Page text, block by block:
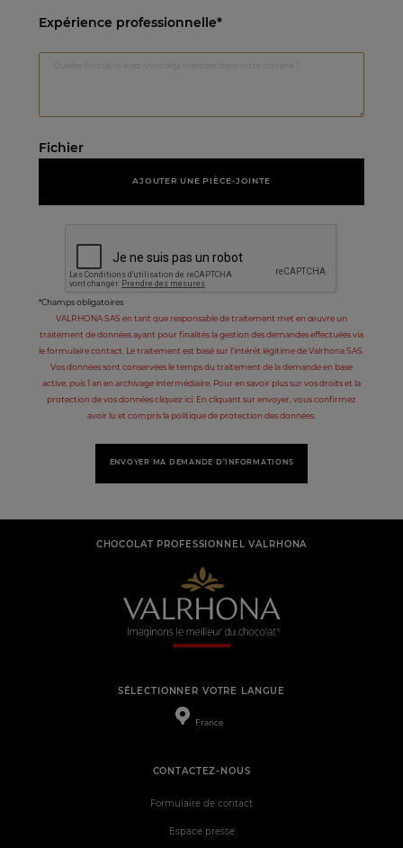
Expérience professionnelle
Fichier
AJOUTER UNE PIÈCE-JOINTE
*Champs obligatoires
VALRHONA SAS en tant que responsable de traitement met en œuvre un
traitement de données ayant pour finalités la gestion des demandes effectuées via
le formulaire contact. Le traitement est basé sur l’intérêt légitime de Valrhona SAS.
Vos données sont conservées le temps du traitement de la demande en base
active, puis 1 an en archivage intermédiaire. Pour en savoir plus sur vos droits et la
protection de vos données cliquez ici. En cliquant sur envoyer, vous confirmez
avoir lu et compris la politique de protection des données.
ENVOYER MA DEMANDE D’INFORMATIONS
CHOCOLAT PROFESSIONNEL VALRHONA
SÉLECTIONNER VOTRE LANGUE
France
CONTACTEZ-NOUS
Formulaire de contact
Espace presse